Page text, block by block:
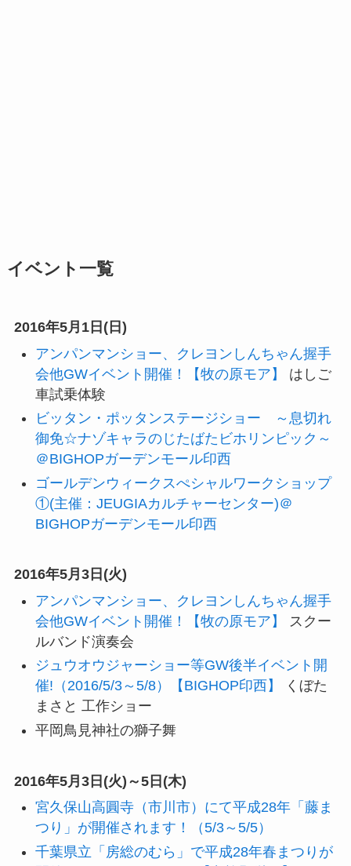
イベント一覧
2016年5月1日(日)
アンパンマンショー、クレヨンしんちゃん握手
会他GWイベント開催！【牧の原モア】
はしご
車試乗体験
ビッタン・ポッタンステージショー ～息切れ
御免☆ナゾキャラのじたばたビホリンピック～
＠BIGHOPガーデンモール印西
ゴールデンウィークスぺシャルワークショップ
①(主催：JEUGIAカルチャーセンター)＠
BIGHOPガーデンモール印西
2016年5月3日(火)
アンパンマンショー、クレヨンしんちゃん握手
会他GWイベント開催！【牧の原モア】
スクー
ルバンド演奏会
ジュウオウジャーショー等GW後半イベント開
催!（2016/5/3～5/8）【BIGHOP印西】
くぼた
まさと 工作ショー
平岡鳥見神社の獅子舞
2016年5月3日(火)～5日(木)
宮久保山高圓寺（市川市）にて平成28年「藤ま
つり」が開催されます！（5/3～5/5）
千葉県立「房総のむら」で平成28年春まつりが